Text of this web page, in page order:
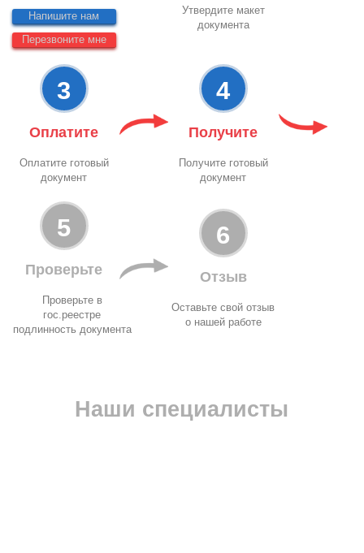
Напишите нам
Перезвоните мне
Утвердите макет
документа
3
Оплатите
Оплатите готовый
документ
4
Получите
Получите готовый
документ
5
Проверьте
Проверьте в
гос.реестре
подлинность документа
6
Отзыв
Оставьте свой отзыв
о нашей работе
Наши специалисты